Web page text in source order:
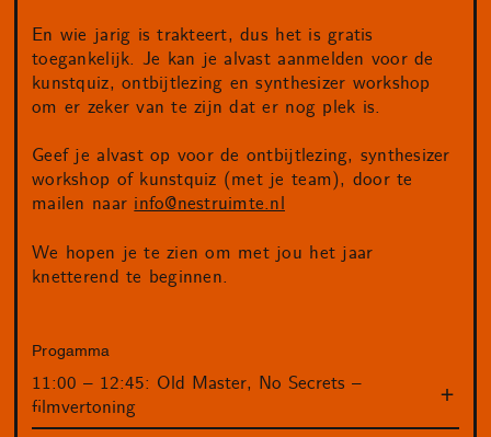
En wie jarig is trakteert, dus het is gratis
toegankelijk. Je kan je alvast aanmelden voor de
kunstquiz, ontbijtlezing en synthesizer workshop
om er zeker van te zijn dat er nog plek is.
Geef je alvast op voor de ontbijtlezing, synthesizer
workshop of kunstquiz (met je team), door te
mailen naar info@nestruimte.nl
We hopen je te zien om met jou het jaar
knetterend te beginnen.
Progamma
11:00 – 12:45: Old Master, No Secrets –
filmvertoning